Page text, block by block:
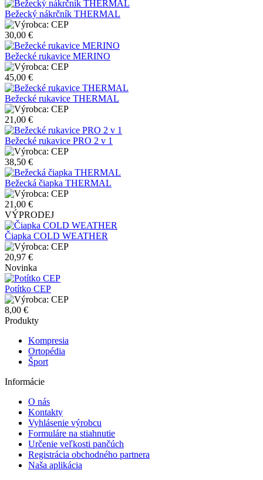
Bežecký nákrčník THERMAL
CEP
30,00 €
Bežecké rukavice MERINO
CEP
45,00 €
Bežecké rukavice THERMAL
CEP
21,00 €
Bežecké rukavice PRO 2 v 1
CEP
38,50 €
Bežecká čiapka THERMAL
CEP
21,00 €
VÝPRODEJ
Čiapka COLD WEATHER
CEP
20,97 €
Novinka
Potítko CEP
CEP
8,00 €
Produkty
Kompresia
Ortopédia
Šport
Informácie
O nás
Kontakty
Vyhlásenie výrobcu
Formuláre na stiahnutie
Určenie veľkosti pančúch
Registrácia obchodného partnera
Naša aplikácia